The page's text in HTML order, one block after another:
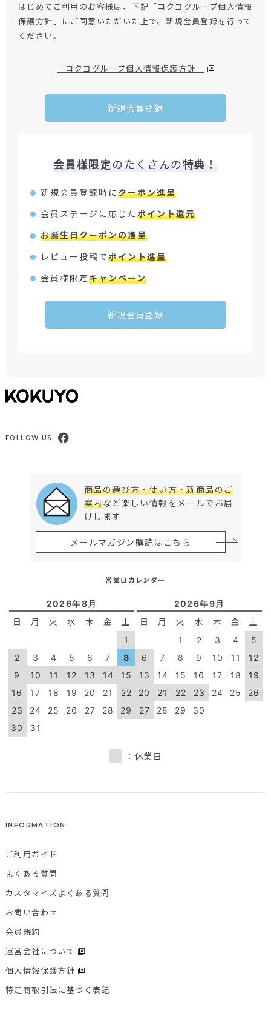
はじめてご利用のお客様は、下記「コクヨグループ個人情報
保護方針」にご同意いただいた上で、新規会員登録を行って
ください。
「コクヨグループ個人情報保護方針」
新規会員登録
会員様限定のたくさんの特典！
新規会員登録時にクーポン進呈
会員ステージに応じたポイント還元
お誕生日クーポンの進呈
レビュー投稿でポイント進呈
会員様限定キャンペーン
新規会員登録
FOLLOW US
商品の選び方・使い方・新商品のご
案内など楽しい情報をメールでお届
けします
メールマガジン購読はこちら
営業日カレンダー
2026年8月
日 月 火 水 木 金 土
1
2
3 4 5 6 7
8
9
10 11 12 13 14
15
16
17 18 19 20 21
22
23
24 25 26 27 28
29
30
31
2026年9月
日 月 火 水 木 金 土
1 2 3 4
5
6
7 8 9 10 11
12
13
14 15 16 17 18
19
20
21 22 23 24 25
26
27
28 29 30
：休業日
INFORMATION
ご利用ガイド
よくある質問
カスタマイズよくある質問
お問い合わせ
会員規約
運営会社について
個人情報保護方針
特定商取引法に基づく表記